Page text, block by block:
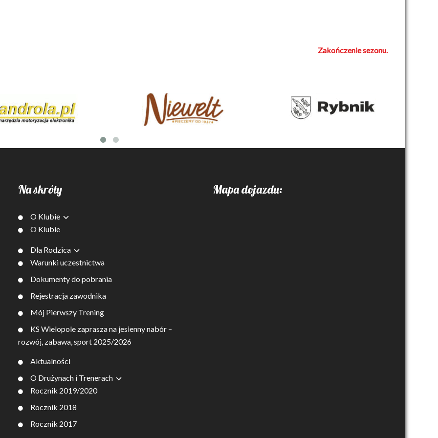
Zakończenie sezonu.
Na skróty
O Klubie
O Klubie
Dla Rodzica
Warunki uczestnictwa
Dokumenty do pobrania
Rejestracja zawodnika
Mój Pierwszy Trening
KS Wielopole zaprasza na jesienny nabór –
rozwój, zabawa, sport 2025/2026
Aktualności
O Drużynach i Trenerach
Rocznik 2019/2020
Rocznik 2018
Rocznik 2017
Mapa dojazdu: